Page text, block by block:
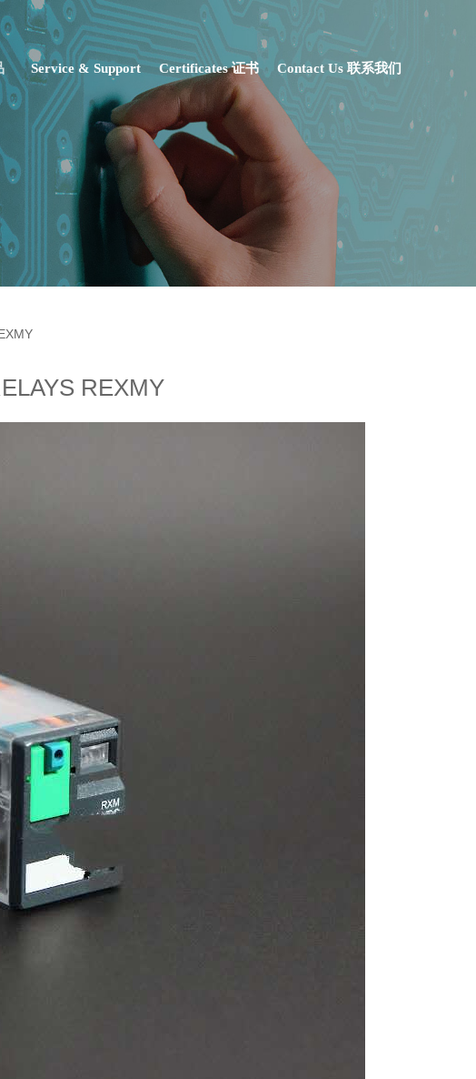
Service & Support Certificates 证书 Contact Us 联系我们
REXMY